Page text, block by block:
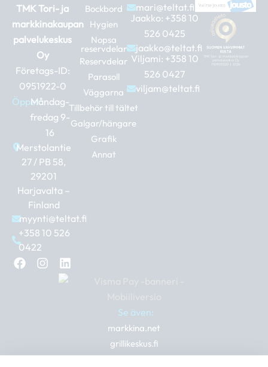
TMK Tori- ja
markkinakaupan
palvelukeskus
Oy
Företags-ID:
0951922-0
Öppet:Måndag-
fredag 9-
16
Merstolantie
27 / PB 58,
29201
Harjavalta –
Finland
myynti@teltat.fi
+358 10 526
0422
F
a
I
n
m
L
i
n
Bockbord
Hygien
Nopsa
reservdelar
Reservdelar
Parasoll
Väggarna
Tillbehör till tältet
Galgar/hängare
Grafik
Annat
mari@teltat.fi
Jaakko: +358 10
526 0425
jaakko@teltat.fi
Viljami: +358 10
526 0427
viljam@teltat.fi
Se även:
markkina.net
grillikeskus.fi